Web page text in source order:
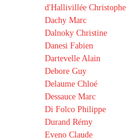
d'Hallivillée Christophe
Dachy Marc
Dalnoky Christine
Danesi Fabien
Dartevelle Alain
Debore Guy
Delaume Chloé
Dessauce Marc
Di Folco Philippe
Durand Rémy
Eveno Claude